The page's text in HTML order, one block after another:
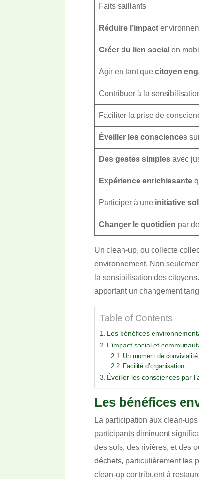
Faits saillants
Réduire l’impact
Créer du lien social en
Agir en tant quecitoyen
Contribuer à la
Faciliter la prise de
Éveiller les consciences
Des gestes simples avec
Expérience enrichissante
Participer à une initiative
Changer le quotidien par
Un clean-up, ou collecte
environnement. Non
la sensibilisation des
apportant un changement
Table of Contents
Les bénéfices
L’impact social et
Un moment de convivialité
Facilité d’organisation
Éveiller les consciences par
Les bénéfices
La participation aux clean-
participants diminuent
des sols, des rivières, et des
déchets, particulièrement les
clean-up contribuent à